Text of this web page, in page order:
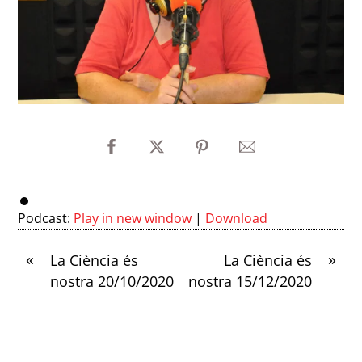
Podcast: Play in new window | Download
«
La Ciència és
nostra 20/10/2020
»
La Ciència és
nostra 15/12/2020